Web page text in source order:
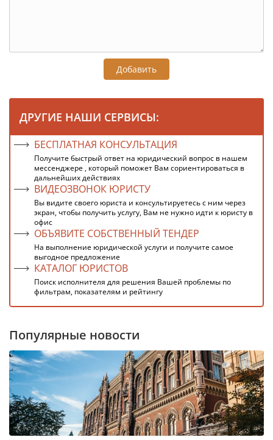
Добавить
ДРУГИЕ НАШИ СЕРВИСЫ:
БЕСПЛАТНАЯ КОНСУЛЬТАЦИЯ
Получите быстрый ответ на юридический вопрос в нашем
мессенджере , который поможет Вам сориентироваться в
дальнейших действиях
ВИДЕОЗВОНОК ЮРИСТУ
Вы видите своего юриста и консультируетесь с ним через
экран, чтобы получить услугу, Вам не нужно идти к юристу в
офис
ОБЪЯВИТЕ СОБСТВЕННЫЙ ТЕНДЕР
На выполнение юридической услуги и получите самое
выгодное предложение
КАТАЛОГ ЮРИСТОВ
Поиск исполнителя для решения Вашей проблемы по
фильтрам, показателям и рейтингу
Популярные новости